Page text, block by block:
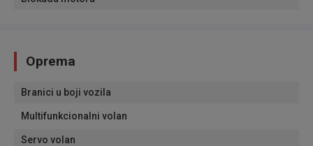
Oprema
Branici u boji vozila
Multifunkcionalni volan
Servo volan